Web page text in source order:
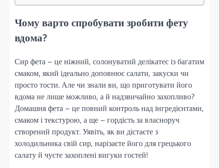
Чому варто спробувати зробити фету
вдома?
Сир фета – це ніжний, солонуватий делікатес із багатим
смаком, який ідеально доповнює салати, закуски чи
просто тости. Але чи знали ви, що приготувати його
вдома не лише можливо, а й надзвичайно захопливо?
Домашня фета – це повний контроль над інгредієнтами,
смаком і текстурою, а ще – гордість за власноруч
створений продукт. Уявіть, як ви дістаєте з
холодильника свій сир, нарізаєте його для грецького
салату й чуєте захоплені вигуки гостей!